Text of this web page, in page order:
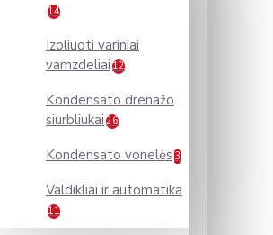
14
Izoliuoti variniai
vamzdeliai 12
Kondensato drenažo
siurbliukai 26
Kondensato vonelės 3
Valdikliai ir automatika
11